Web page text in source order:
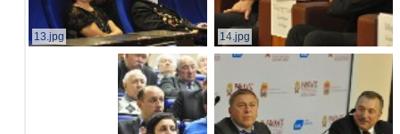
13.jpg 14.jpg